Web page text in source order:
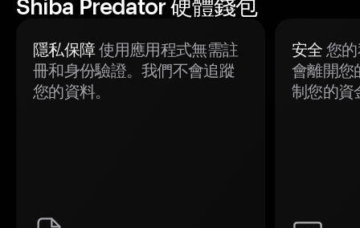
Shiba Predator 硬體錢包
隱私保障使用應用程式無需註
冊和身份驗證。我們不會追蹤
您的資料。
安全 您
會離開您
制您的資